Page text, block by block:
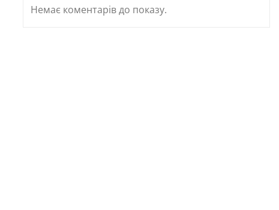
Немає коментарів до показу.